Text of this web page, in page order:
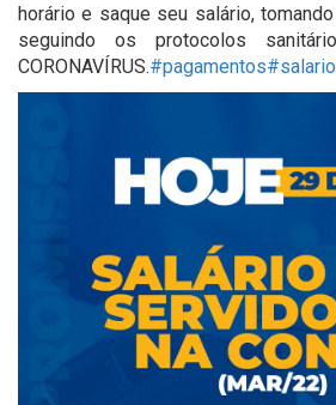
horário e saque seu salário,
seguindo os protocolos
CORONAVÍRUS.#pagamentos